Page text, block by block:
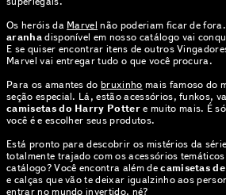
Os heróis da Marvel não poderiam ficar de
aranhadisponível em nosso catálogo vai
E se quiser encontrar itens de outros
Marvel vai entregar tudo o que você procura.
Para os amantes dobruxinho mais famoso do
seção especial. Lá, estão acessórios, funkos,
camisetas do Harry Potter e muito mais. É
você é e escolher seus produtos.
Está pronto para descobrir os mistérios da série
totalmente trajado com os acessórios
catálogo? Você encontra além decamisetas
e calças que vão te deixar igualzinho aos
entrar no mundo invertido, né?